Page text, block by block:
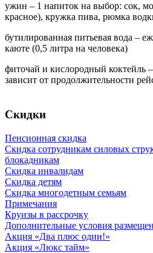
ужин – 1 напиток на выбор: сок,
красное), кружка пива, рюмка
бутилированная питьевая вода –
каюте (0,5 литра на человека)
фиточай и кислородный коктейль
зависит от продолжительности
Скидки
Пенсионная скидка
Скидка сотрудникам силовых
блокадникам
Скидка инвалидам
Скидка детям
Скидка многодетным семьям
Примечания
Круизы в рассрочку
Дополнительные условия
Акция «Два плюс один!»
Акция «Люкс тайм»